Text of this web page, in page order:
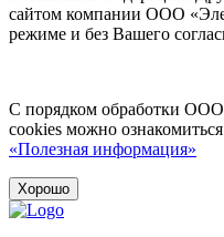
сайтом компании ООО
режиме и без Вашего
С порядком обработки
cookies можно
«Полезная информация»
Хорошо